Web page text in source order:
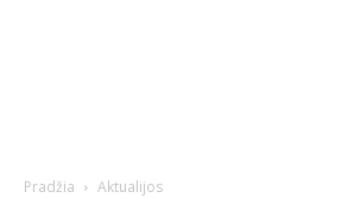
Pradžia Aktualijos